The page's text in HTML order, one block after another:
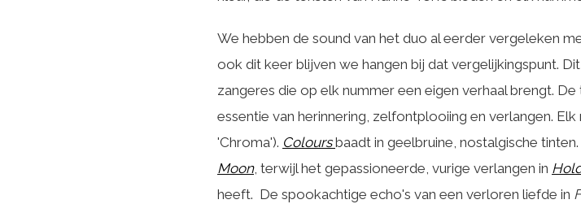
We hebben de sound van het duo al eerder vergeleken
ook dit keer blijven we hangen bij dat vergelijkingspunt.
zangeres die op elk nummer een eigen verhaal brengt.
essentie van herinnering, zelfontplooiing en verlangen.
'Chroma'). Coloursbaadt in geelbruine, nostalgische
Moon, terwijl het gepassioneerde, vurige verlangen in
heeft. De spookachtige echo's van een verloren liefde in